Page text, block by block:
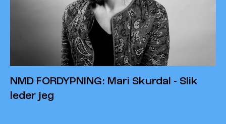
NMD FORDYPNING: Mari Skurdal - Slik
leder jeg